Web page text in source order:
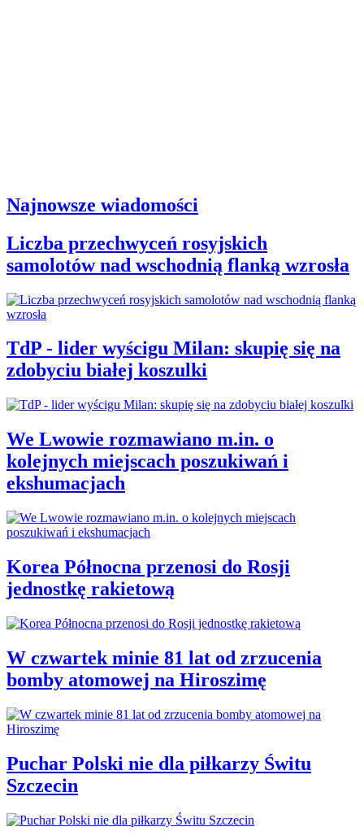
Najnowsze wiadomości
Liczba przechwyceń rosyjskich
samolotów nad wschodnią flanką wzrosła
TdP - lider wyścigu Milan: skupię się na
zdobyciu białej koszulki
We Lwowie rozmawiano m.in. o
kolejnych miejscach poszukiwań i
ekshumacjach
Korea Północna przenosi do Rosji
jednostkę rakietową
W czwartek minie 81 lat od zrzucenia
bomby atomowej na Hiroszimę
Puchar Polski nie dla piłkarzy Świtu
Szczecin